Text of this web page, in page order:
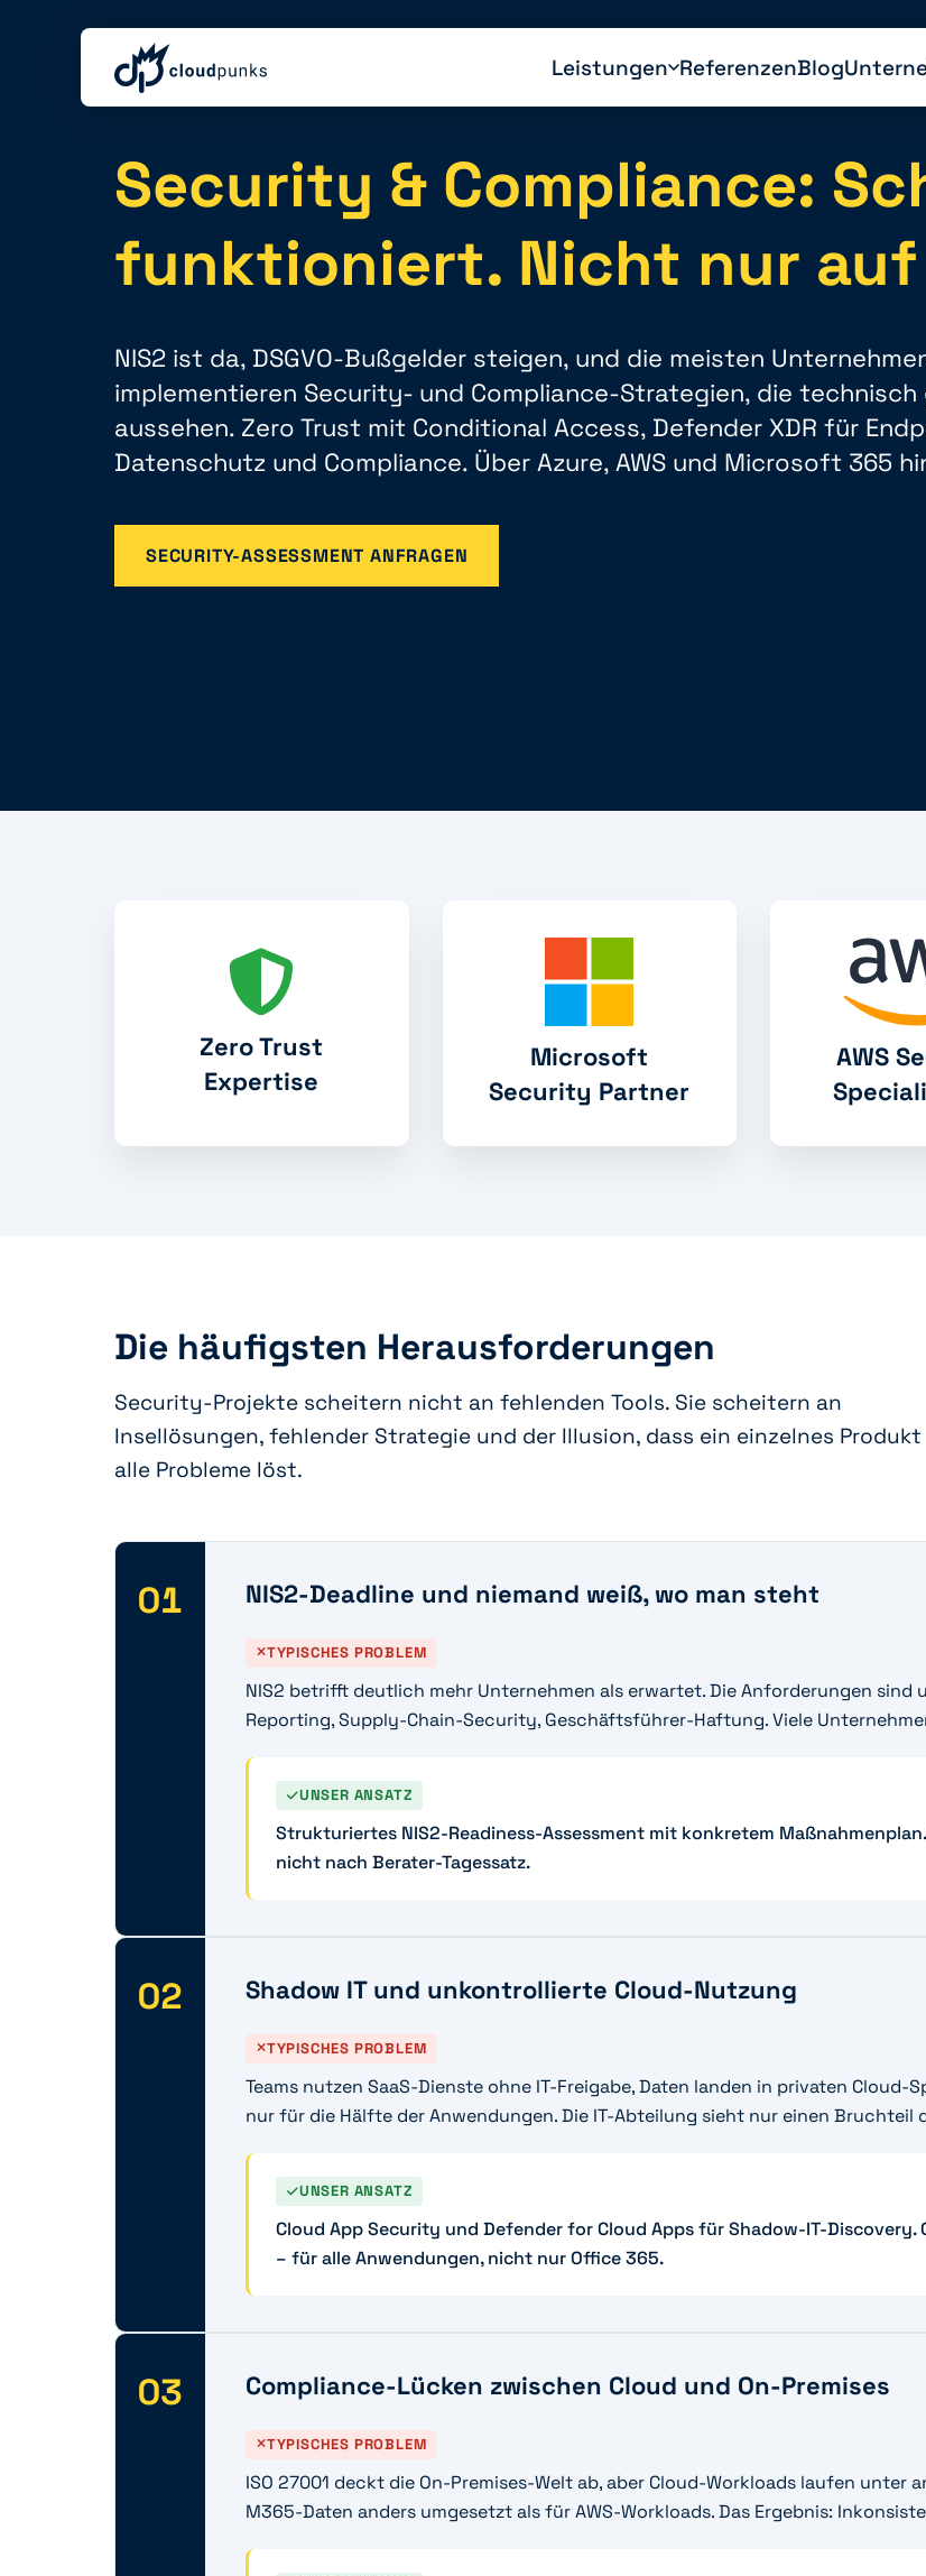
Leistungen ReferenzenBlog
Security & Compliance:
funktioniert. Nicht nur auf
NIS2 ist da, DSGVO-Bußgelder steigen, und die meisten
implementieren Security- und Compliance-Strategien, die
aussehen. Zero Trust mit Conditional Access, Defender XDR für
Datenschutz und Compliance. Über Azure, AWS und Microsoft 365
SECURITY-ASSESSMENT ANFRAGEN
Zero Trust
Expertise
Microsoft
Security Partner
AWS
Die häufigsten Herausforderungen
Security-Projekte scheitern nicht an fehlenden Tools. Sie scheitern an
Insellösungen, fehlender Strategie und der Illusion, dass ein einzelnes Produkt
alle Probleme löst.
01 NIS2-Deadline und niemand weiß, wo man steht
TYPISCHES PROBLEM
NIS2 betrifft deutlich mehr Unternehmen als erwartet. Die Anforderungen
Reporting, Supply-Chain-Security, Geschäftsführer-Haftung. Viele
UNSER ANSATZ
Strukturiertes NIS2-Readiness-Assessment mit konkretem
nicht nach Berater-Tagessatz.
02 Shadow IT und unkontrollierte Cloud-Nutzung
TYPISCHES PROBLEM
Teams nutzen SaaS-Dienste ohne IT-Freigabe, Daten landen in privaten
nur für die Hälfte der Anwendungen. Die IT-Abteilung sieht nur einen Bruchteil
UNSER ANSATZ
Cloud App Security und Defender for Cloud Apps für Shadow-IT-
– für alle Anwendungen, nicht nur Office 365.
03 Compliance-Lücken zwischen Cloud und On-Premises
TYPISCHES PROBLEM
ISO 27001 deckt die On-Premises-Welt ab, aber Cloud-Workloads laufen unter
M365-Daten anders umgesetzt als für AWS-Workloads. Das Ergebnis: